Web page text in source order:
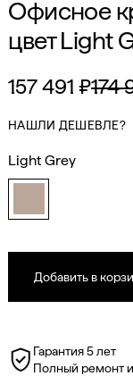
Офисное
цвет Light
157 491 ₽174
НАШЛИ ДЕШЕВЛЕ?
Light Grey
Гарантия 5 лет
Полный ремонт